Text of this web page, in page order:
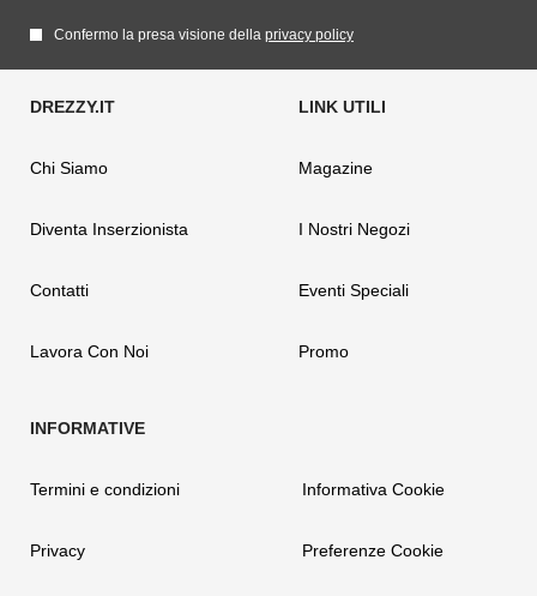
Confermo la presa visione della privacy policy
Chi Siamo
Diventa Inserzionista
Contatti
Lavora Con Noi
Magazine
I Nostri Negozi
Eventi Speciali
Promo
Termini e condizioni
Privacy
Informativa Cookie
Preferenze Cookie